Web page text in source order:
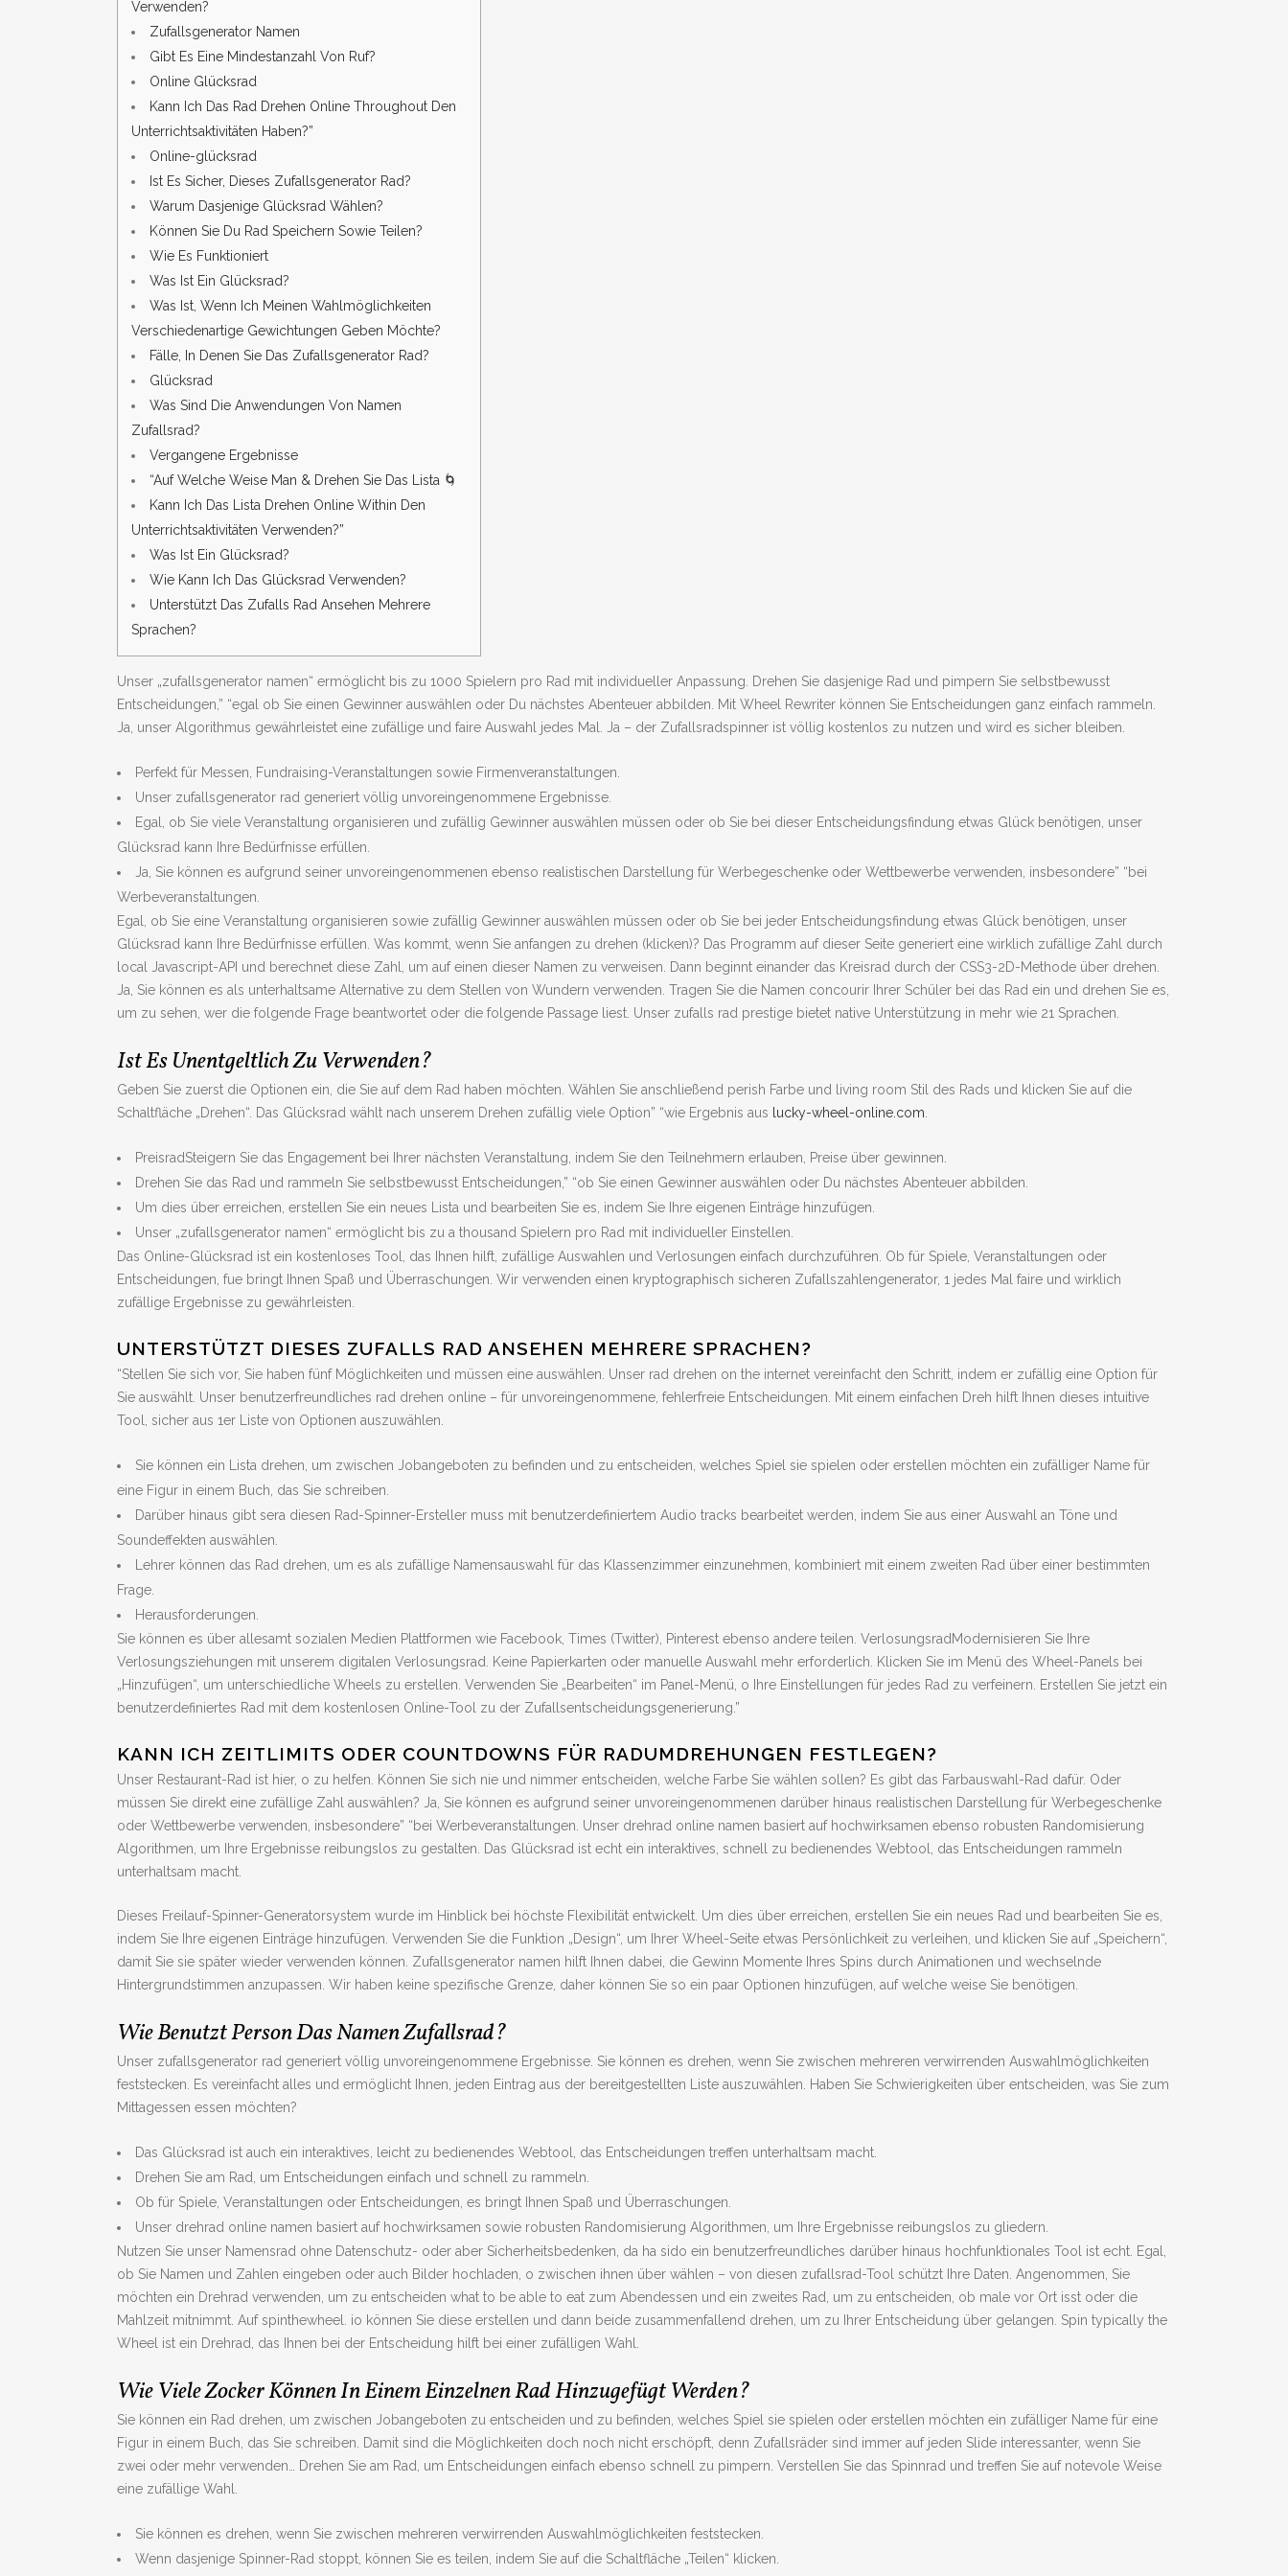
Verwenden?
Zufallsgenerator Namen
Gibt Es Eine Mindestanzahl Von Ruf?
Online Glücksrad
Kann Ich Das Rad Drehen Online Throughout Den
Unterrichtsaktivitäten Haben?”
Online-glücksrad
Ist Es Sicher, Dieses Zufallsgenerator Rad?
Warum Dasjenige Glücksrad Wählen?
Können Sie Du Rad Speichern Sowie Teilen?
Wie Es Funktioniert
Was Ist Ein Glücksrad?
Was Ist, Wenn Ich Meinen Wahlmöglichkeiten
Verschiedenartige Gewichtungen Geben Möchte?
Fälle, In Denen Sie Das Zufallsgenerator Rad?
Glücksrad
Was Sind Die Anwendungen Von Namen
Zufallsrad?
Vergangene Ergebnisse
“Auf Welche Weise Man & Drehen Sie Das Lista 🌀
Kann Ich Das Lista Drehen Online Within Den
Unterrichtsaktivitäten Verwenden?”
Was Ist Ein Glücksrad?
Wie Kann Ich Das Glücksrad Verwenden?
Unterstützt Das Zufalls Rad Ansehen Mehrere
Sprachen?
Unser „zufallsgenerator namen“ ermöglicht bis zu 1000 Spielern pro Rad mit individueller Anpassung. Drehen Sie dasjenige Rad und pimpern Sie selbstbewusst
Entscheidungen,” “egal ob Sie einen Gewinner auswählen oder Du nächstes Abenteuer abbilden. Mit Wheel Rewriter können Sie Entscheidungen ganz einfach rammeln.
Ja, unser Algorithmus gewährleistet eine zufällige und faire Auswahl jedes Mal. Ja – der Zufallsradspinner ist völlig kostenlos zu nutzen und wird es sicher bleiben.
Perfekt für Messen, Fundraising-Veranstaltungen sowie Firmenveranstaltungen.
Unser zufallsgenerator rad generiert völlig unvoreingenommene Ergebnisse.
Egal, ob Sie viele Veranstaltung organisieren und zufällig Gewinner auswählen müssen oder ob Sie bei dieser Entscheidungsfindung etwas Glück benötigen, unser
Glücksrad kann Ihre Bedürfnisse erfüllen.
Ja, Sie können es aufgrund seiner unvoreingenommenen ebenso realistischen Darstellung für Werbegeschenke oder Wettbewerbe verwenden, insbesondere” “bei
Werbeveranstaltungen.
Egal, ob Sie eine Veranstaltung organisieren sowie zufällig Gewinner auswählen müssen oder ob Sie bei jeder Entscheidungsfindung etwas Glück benötigen, unser
Glücksrad kann Ihre Bedürfnisse erfüllen. Was kommt, wenn Sie anfangen zu drehen (klicken)? Das Programm auf dieser Seite generiert eine wirklich zufällige Zahl durch
local Javascript-API und berechnet diese Zahl, um auf einen dieser Namen zu verweisen. Dann beginnt einander das Kreisrad durch der CSS3-2D-Methode über drehen.
Ja, Sie können es als unterhaltsame Alternative zu dem Stellen von Wundern verwenden. Tragen Sie die Namen concourir Ihrer Schüler bei das Rad ein und drehen Sie es,
um zu sehen, wer die folgende Frage beantwortet oder die folgende Passage liest. Unser zufalls rad prestige bietet native Unterstützung in mehr wie 21 Sprachen.
Ist Es Unentgeltlich Zu Verwenden?
Geben Sie zuerst die Optionen ein, die Sie auf dem Rad haben möchten. Wählen Sie anschließend perish Farbe und living room Stil des Rads und klicken Sie auf die
Schaltfläche „Drehen“. Das Glücksrad wählt nach unserem Drehen zufällig viele Option” “wie Ergebnis aus
lucky-wheel-online.com
PreisradSteigern Sie das Engagement bei Ihrer nächsten Veranstaltung, indem Sie den Teilnehmern erlauben, Preise über gewinnen.
Drehen Sie das Rad und rammeln Sie selbstbewusst Entscheidungen,” “ob Sie einen Gewinner auswählen oder Du nächstes Abenteuer abbilden.
Um dies über erreichen, erstellen Sie ein neues Lista und bearbeiten Sie es, indem Sie Ihre eigenen Einträge hinzufügen.
Unser „zufallsgenerator namen“ ermöglicht bis zu a thousand Spielern pro Rad mit individueller Einstellen.
Das Online-Glücksrad ist ein kostenloses Tool, das Ihnen hilft, zufällige Auswahlen und Verlosungen einfach durchzuführen. Ob für Spiele, Veranstaltungen oder
Entscheidungen, fue bringt Ihnen Spaß und Überraschungen. Wir verwenden einen kryptographisch sicheren Zufallszahlengenerator, 1 jedes Mal faire und wirklich
zufällige Ergebnisse zu gewährleisten.
UNTERSTÜTZT DIESES ZUFALLS RAD ANSEHEN MEHRERE SPRACHEN?
“Stellen Sie sich vor, Sie haben fünf Möglichkeiten und müssen eine auswählen. Unser rad drehen on the internet vereinfacht den Schritt, indem er zufällig eine Option für
Sie auswählt. Unser benutzerfreundliches rad drehen online – für unvoreingenommene, fehlerfreie Entscheidungen. Mit einem einfachen Dreh hilft Ihnen dieses intuitive
Tool, sicher aus 1er Liste von Optionen auszuwählen.
Sie können ein Lista drehen, um zwischen Jobangeboten zu befinden und zu entscheiden, welches Spiel sie spielen oder erstellen möchten ein zufälliger Name für
eine Figur in einem Buch, das Sie schreiben.
Darüber hinaus gibt sera diesen Rad-Spinner-Ersteller muss mit benutzerdefiniertem Audio tracks bearbeitet werden, indem Sie aus einer Auswahl an Töne und
Soundeffekten auswählen.
Lehrer können das Rad drehen, um es als zufällige Namensauswahl für das Klassenzimmer einzunehmen, kombiniert mit einem zweiten Rad über einer bestimmten
Frage.
Herausforderungen.
Sie können es über allesamt sozialen Medien Plattformen wie Facebook, Times (Twitter), Pinterest ebenso andere teilen. VerlosungsradModernisieren Sie Ihre
Verlosungsziehungen mit unserem digitalen Verlosungsrad. Keine Papierkarten oder manuelle Auswahl mehr erforderlich. Klicken Sie im Menü des Wheel-Panels bei
„Hinzufügen“, um unterschiedliche Wheels zu erstellen. Verwenden Sie „Bearbeiten“ im Panel-Menü, o Ihre Einstellungen für jedes Rad zu verfeinern. Erstellen Sie jetzt ein
benutzerdefiniertes Rad mit dem kostenlosen Online-Tool zu der Zufallsentscheidungsgenerierung.”
KANN ICH ZEITLIMITS ODER COUNTDOWNS FÜR RADUMDREHUNGEN FESTLEGEN?
Unser Restaurant-Rad ist hier, o zu helfen. Können Sie sich nie und nimmer entscheiden, welche Farbe Sie wählen sollen? Es gibt das Farbauswahl-Rad dafür. Oder
müssen Sie direkt eine zufällige Zahl auswählen? Ja, Sie können es aufgrund seiner unvoreingenommenen darüber hinaus realistischen Darstellung für Werbegeschenke
oder Wettbewerbe verwenden, insbesondere” “bei Werbeveranstaltungen. Unser drehrad online namen basiert auf hochwirksamen ebenso robusten Randomisierung
Algorithmen, um Ihre Ergebnisse reibungslos zu gestalten. Das Glücksrad ist echt ein interaktives, schnell zu bedienendes Webtool, das Entscheidungen rammeln
unterhaltsam macht.
Dieses Freilauf-Spinner-Generatorsystem wurde im Hinblick bei höchste Flexibilität entwickelt. Um dies über erreichen, erstellen Sie ein neues Rad und bearbeiten Sie es,
indem Sie Ihre eigenen Einträge hinzufügen. Verwenden Sie die Funktion „Design“, um Ihrer Wheel-Seite etwas Persönlichkeit zu verleihen, und klicken Sie auf „Speichern“,
damit Sie sie später wieder verwenden können. Zufallsgenerator namen hilft Ihnen dabei, die Gewinn Momente Ihres Spins durch Animationen und wechselnde
Hintergrundstimmen anzupassen. Wir haben keine spezifische Grenze, daher können Sie so ein paar Optionen hinzufügen, auf welche weise Sie benötigen.
Wie Benutzt Person Das Namen Zufallsrad?
Unser zufallsgenerator rad generiert völlig unvoreingenommene Ergebnisse. Sie können es drehen, wenn Sie zwischen mehreren verwirrenden Auswahlmöglichkeiten
feststecken. Es vereinfacht alles und ermöglicht Ihnen, jeden Eintrag aus der bereitgestellten Liste auszuwählen. Haben Sie Schwierigkeiten über entscheiden, was Sie zum
Mittagessen essen möchten?
Das Glücksrad ist auch ein interaktives, leicht zu bedienendes Webtool, das Entscheidungen treffen unterhaltsam macht.
Drehen Sie am Rad, um Entscheidungen einfach und schnell zu rammeln.
Ob für Spiele, Veranstaltungen oder Entscheidungen, es bringt Ihnen Spaß und Überraschungen.
Unser drehrad online namen basiert auf hochwirksamen sowie robusten Randomisierung Algorithmen, um Ihre Ergebnisse reibungslos zu gliedern.
Nutzen Sie unser Namensrad ohne Datenschutz- oder aber Sicherheitsbedenken, da ha sido ein benutzerfreundliches darüber hinaus hochfunktionales Tool ist echt. Egal,
ob Sie Namen und Zahlen eingeben oder auch Bilder hochladen, o zwischen ihnen über wählen – von diesen zufallsrad-Tool schützt Ihre Daten. Angenommen, Sie
möchten ein Drehrad verwenden, um zu entscheiden what to be able to eat zum Abendessen und ein zweites Rad, um zu entscheiden, ob male vor Ort isst oder die
Mahlzeit mitnimmt. Auf spinthewheel. io können Sie diese erstellen und dann beide zusammenfallend drehen, um zu Ihrer Entscheidung über gelangen. Spin typically the
Wheel ist ein Drehrad, das Ihnen bei der Entscheidung hilft bei einer zufälligen Wahl.
Wie Viele Zocker Können In Einem Einzelnen Rad Hinzugefügt Werden?
Sie können ein Rad drehen, um zwischen Jobangeboten zu entscheiden und zu befinden, welches Spiel sie spielen oder erstellen möchten ein zufälliger Name für eine
Figur in einem Buch, das Sie schreiben. Damit sind die Möglichkeiten doch noch nicht erschöpft, denn Zufallsräder sind immer auf jeden Slide interessanter, wenn Sie
zwei oder mehr verwenden… Drehen Sie am Rad, um Entscheidungen einfach ebenso schnell zu pimpern. Verstellen Sie das Spinnrad und treffen Sie auf notevole Weise
eine zufällige Wahl.
Sie können es drehen, wenn Sie zwischen mehreren verwirrenden Auswahlmöglichkeiten feststecken.
Wenn dasjenige Spinner-Rad stoppt, können Sie es teilen, indem Sie auf die Schaltfläche „Teilen“ klicken.